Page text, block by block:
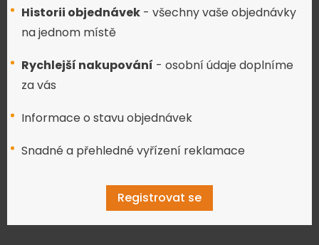
Historii objednávek - všechny vaše objednávky
na jednom místě
Rychlejší nakupování - osobní údaje doplníme
za vás
Informace o stavu objednávek
Snadné a přehledné vyřízení reklamace
Registrovat se